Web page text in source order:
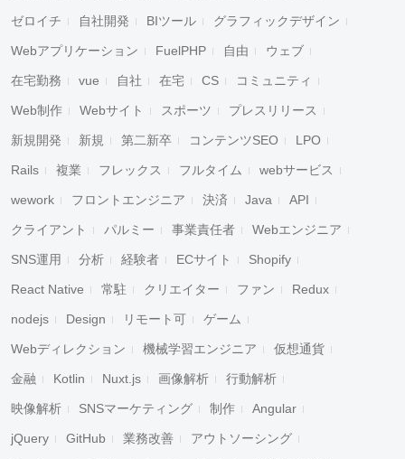
ゼロイチ 自社開発 BIツール グラフィックデザイン
Webアプリケーション FuelPHP 自由 ウェブ
在宅勤務 vue 自社 在宅 CS コミュニティ
Web制作 Webサイト スポーツ プレスリリース
新規開発 新規 第二新卒 コンテンツSEO LPO
Rails 複業 フレックス フルタイム webサービス
wework フロントエンジニア 決済 Java API
クライアント パルミー 事業責任者 Webエンジニア
SNS運用 分析 経験者 ECサイト Shopify
React Native 常駐 クリエイター ファン Redux
nodejs Design リモート可 ゲーム
Webディレクション 機械学習エンジニア 仮想通貨
金融 Kotlin Nuxt.js 画像解析 行動解析
映像解析 SNSマーケティング 制作 Angular
jQuery GitHub 業務改善 アウトソーシング